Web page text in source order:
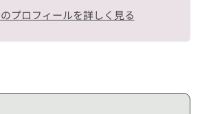
プロフィールを詳しく見る